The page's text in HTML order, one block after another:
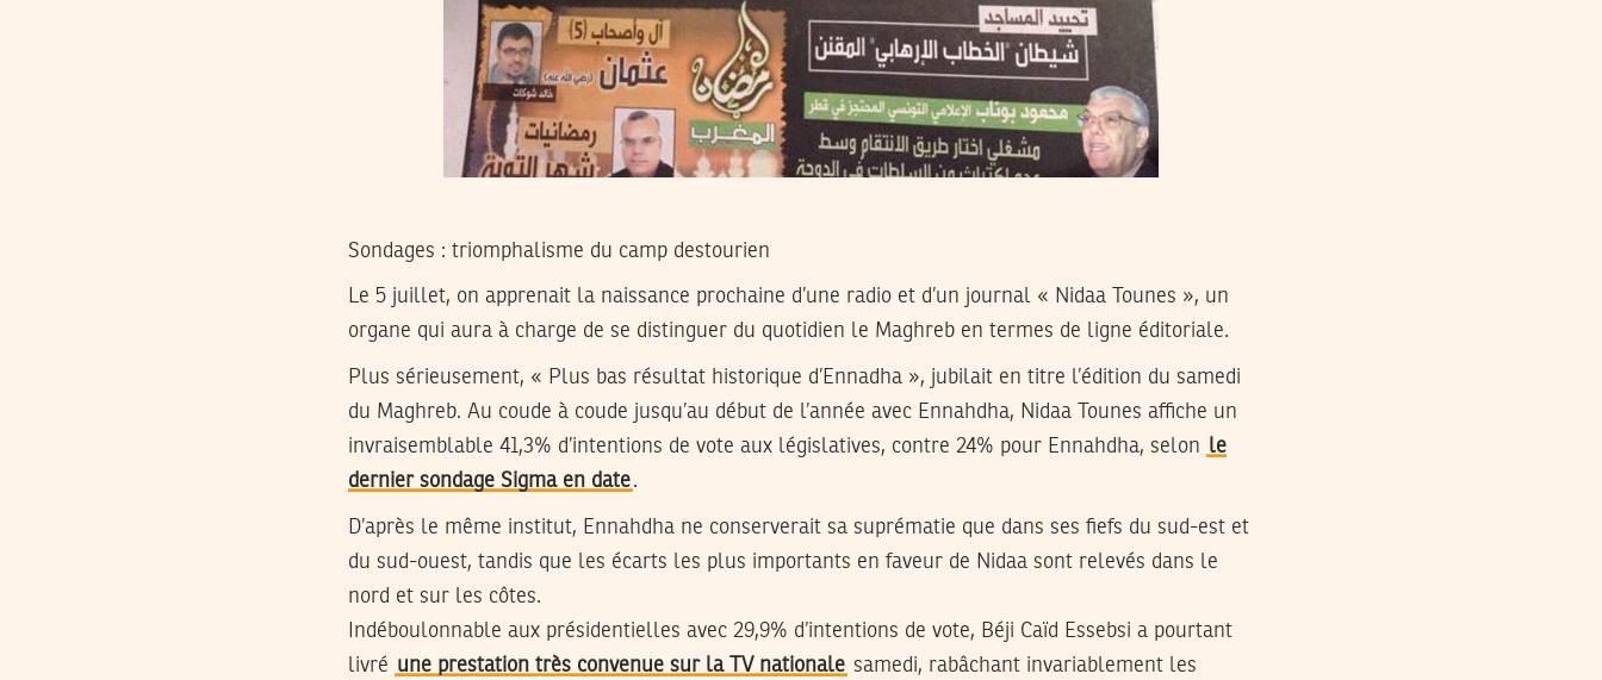
Sondages : triomphalisme du camp destourien
Le 5 juillet, on apprenait la naissance prochaine d’une radio et d’un journal « Nidaa Tounes », un
organe qui aura à charge de se distinguer du quotidien le Maghreb en termes de ligne éditoriale.
Plus sérieusement, « Plus bas résultat historique d’Ennadha », jubilait en titre l’édition du samedi
du Maghreb. Au coude à coude jusqu’au début de l’année avec Ennahdha, Nidaa Tounes affiche un
invraisemblable 41,3% d’intentions de vote aux législatives, contre 24% pour Ennahdha, selon le
dernier sondage Sigma en date.
D’après le même institut, Ennahdha ne conserverait sa suprématie que dans ses fiefs du sud-est et
du sud-ouest, tandis que les écarts les plus importants en faveur de Nidaa sont relevés dans le
nord et sur les côtes.
Indéboulonnable aux présidentielles avec 29,9% d’intentions de vote, Béji Caïd Essebsi a pourtant
livré une prestation très convenue sur la TV nationale samedi, rabâchant invariablement les